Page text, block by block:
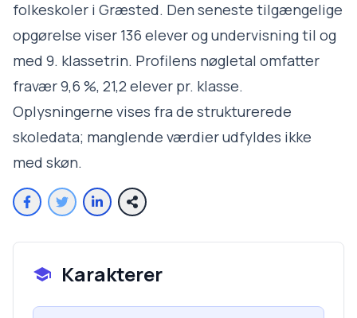
folkeskoler i Græsted. Den seneste tilgængelige
opgørelse viser 136 elever og undervisning til og
med 9. klassetrin. Profilens nøgletal omfatter
fravær 9,6 %, 21,2 elever pr. klasse.
Oplysningerne vises fra de strukturerede
skoledata; manglende værdier udfyldes ikke
med skøn.
Karakterer